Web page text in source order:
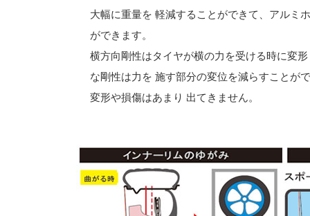
大幅に重量を 軽減することができて、アルミ
ができます。
横方向剛性はタイヤが横の力を受ける時に変
な剛性は力を 施す部分の変位を減らすことが
変形や損傷はあまり 出てきません。